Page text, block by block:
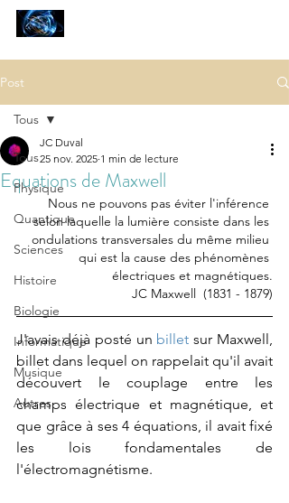
Post
Tous
Physique
Quantique
Sciences
Histoire
Biologie
Informatique
Musique
Autres
Tous
Equations de Maxwell
JC Duval
25 nov. 2025 1 min de lecture
Nous ne pouvons pas éviter l'inférence
selon laquelle la lumière consiste dans les
ondulations transversales du même milieu
qui est la cause des phénomènes
électriques et magnétiques.
JC Maxwell  (1831 - 1879)
J'avais déjà posté un billet sur Maxwell,
billet dans lequel on rappelait qu'il avait
découvert le couplage entre les
champs électrique et magnétique, et
que grâce à ses 4 équations, il avait fixé
les lois fondamentales de
l'électromagnétisme.